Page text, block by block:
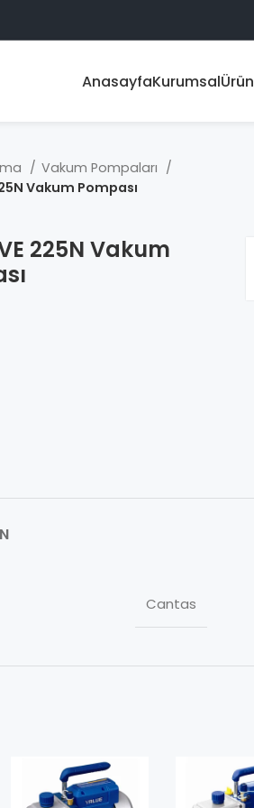
AnasayfaKurumsal
Vakum Pompaları
Vakum Pompası
225N Vakum
Cantas